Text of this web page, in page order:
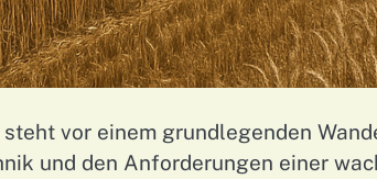
vor einem grundlegenden
und den Anforderungen einer